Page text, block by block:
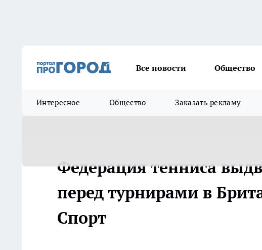
Все новости Общество
Интересное Общество Заказать рекламу
Федерация тенниса
перед турнирами в
Спорт